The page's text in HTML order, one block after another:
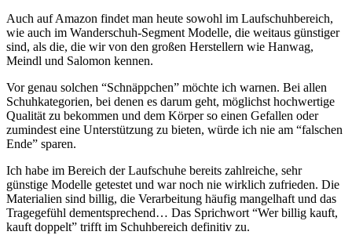
Auch auf Amazon findet man heute sowohl im Laufschuhbereich,
wie auch im Wanderschuh-Segment Modelle, die weitaus günstiger
sind, als die, die wir von den großen Herstellern wie Hanwag,
Meindl und Salomon kennen.
Vor genau solchen “Schnäppchen” möchte ich warnen. Bei allen
Schuhkategorien, bei denen es darum geht, möglichst hochwertige
Qualität zu bekommen und dem Körper so einen Gefallen oder
zumindest eine Unterstützung zu bieten, würde ich nie am “falschen
Ende” sparen.
Ich habe im Bereich der Laufschuhe bereits zahlreiche, sehr
günstige Modelle getestet und war noch nie wirklich zufrieden. Die
Materialien sind billig, die Verarbeitung häufig mangelhaft und das
Tragegefühl dementsprechend… Das Sprichwort “Wer billig kauft,
kauft doppelt” trifft im Schuhbereich definitiv zu.